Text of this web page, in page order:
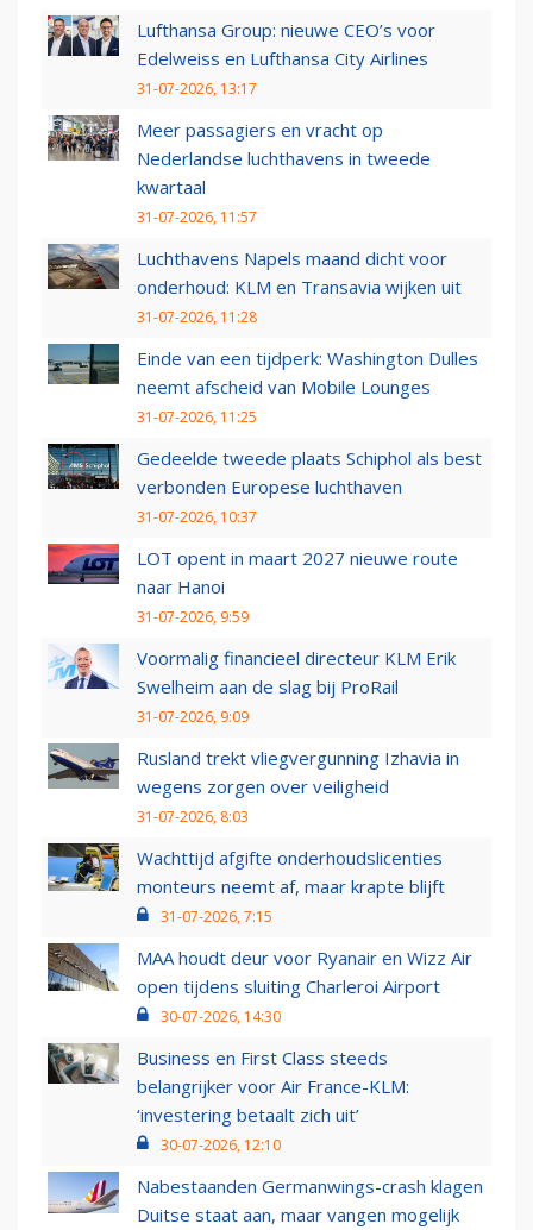
Lufthansa Group: nieuwe CEO’s voor
Edelweiss en Lufthansa City Airlines
31-07-2026, 13:17
Meer passagiers en vracht op
Nederlandse luchthavens in tweede
kwartaal
31-07-2026, 11:57
Luchthavens Napels maand dicht voor
onderhoud: KLM en Transavia wijken uit
31-07-2026, 11:28
Einde van een tijdperk: Washington Dulles
neemt afscheid van Mobile Lounges
31-07-2026, 11:25
Gedeelde tweede plaats Schiphol als best
verbonden Europese luchthaven
31-07-2026, 10:37
LOT opent in maart 2027 nieuwe route
naar Hanoi
31-07-2026, 9:59
Voormalig financieel directeur KLM Erik
Swelheim aan de slag bij ProRail
31-07-2026, 9:09
Rusland trekt vliegvergunning Izhavia in
wegens zorgen over veiligheid
31-07-2026, 8:03
Wachttijd afgifte onderhoudslicenties
monteurs neemt af, maar krapte blijft
31-07-2026, 7:15
MAA houdt deur voor Ryanair en Wizz Air
open tijdens sluiting Charleroi Airport
30-07-2026, 14:30
Business en First Class steeds
belangrijker voor Air France-KLM:
‘investering betaalt zich uit’
30-07-2026, 12:10
Nabestaanden Germanwings-crash klagen
Duitse staat aan, maar vangen mogelijk